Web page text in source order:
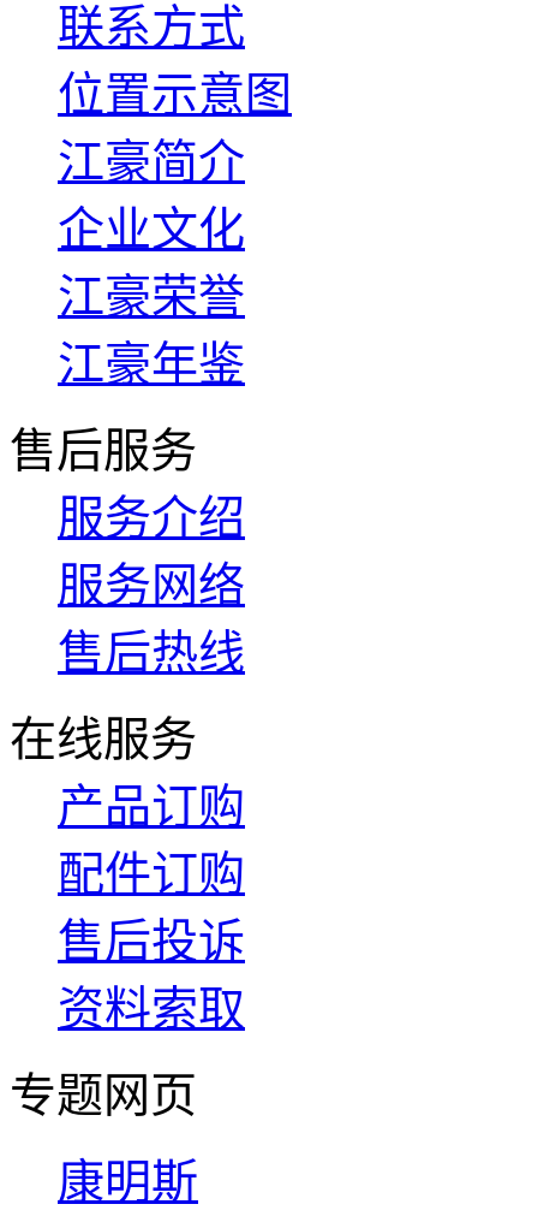
联系方式
位置示意图
江豪简介
企业文化
江豪荣誉
江豪年鉴
售后服务
服务介绍
服务网络
售后热线
在线服务
产品订购
配件订购
售后投诉
资料索取
专题网页
康明斯